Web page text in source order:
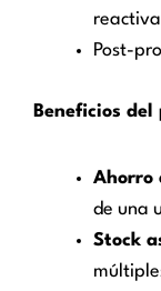
Post-
Beneficios del
Ahorro
de una
Stock